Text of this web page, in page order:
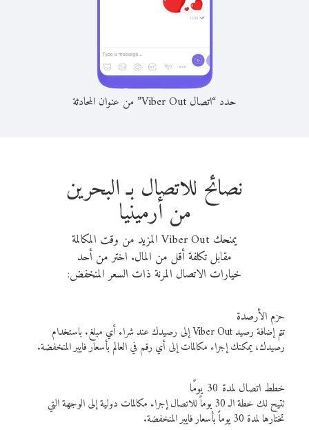
حدد “اتصال Viber Out” من عنوان المحادثة
نصائح للاتصال بـ البحرين
من أرمينيا
يمنحك Viber Out المزيد من وقت المكالمة
مقابل تكلفة أقل من المال. اختر من أحد
خيارات الاتصال المرنة ذات السعر المنخفض:
حزم الأرصدة
تتم إضافة رصيد Viber Out إلى رصيدك عند شراء أي مبلغ. باستخدام
رصيدك، يمكنك إجراء مكالمات إلى أي رقم في العالم بأسعار فايبر المنخفضة.
خطط اتصال لمدة 30 يومًا
تتيح لك خطة الـ 30 يوماً للاتصال إجراء مكالمات دولية إلى الوجهة التي
تختارها لمدة 30 يوماً بأسعار فايبر المنخفضة.